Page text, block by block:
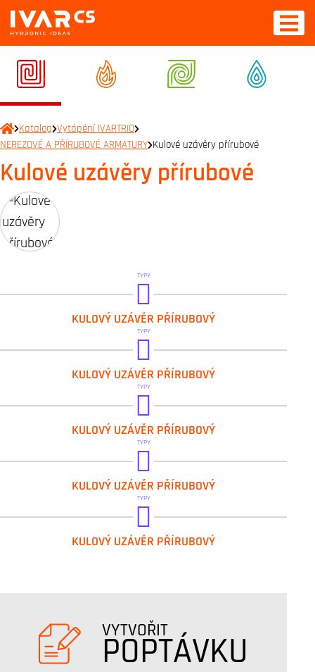
Katalog Vytápění IVARTRIO
NEREZOVÉ A PŘÍRUBOVÉ ARMATURY Kulové uzávěry přírubové
Kulové uzávěry přírubové
TYPY
KULOVÝ UZÁVĚR PŘÍRUBOVÝ
TYPY
KULOVÝ UZÁVĚR PŘÍRUBOVÝ
TYPY
KULOVÝ UZÁVĚR PŘÍRUBOVÝ
TYPY
KULOVÝ UZÁVĚR PŘÍRUBOVÝ
TYPY
KULOVÝ UZÁVĚR PŘÍRUBOVÝ
VYTVOŘIT
POPTÁVKU